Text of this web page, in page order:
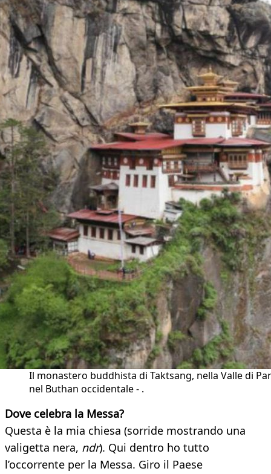
Il monastero buddhista di Taktsang, nella Valle di
nel Buthan occidentale - .
Dove celebra la Messa?
Questa è la mia chiesa (sorride mostrando una
valigetta nera, ndr). Qui dentro ho tutto
l’occorrente per la Messa. Giro il Paese